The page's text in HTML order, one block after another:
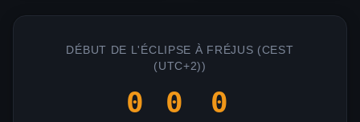
DÉBUT DE L'ÉCLIPSE À FRÉJUS (CEST
(UTC+2))
0 0 0